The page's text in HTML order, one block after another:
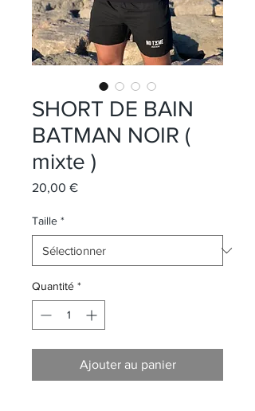
SHORT DE BAIN
BATMAN NOIR (
mixte )
20,00 €Prix
Taille *
Quantité *
Ajouter au panier